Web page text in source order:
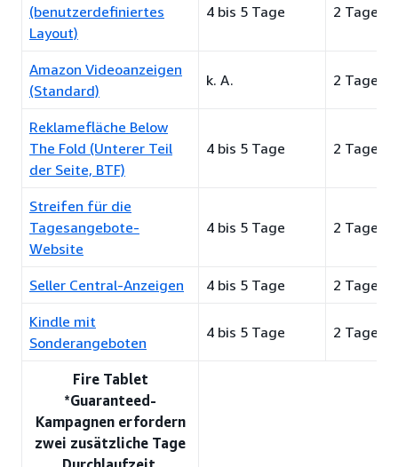
(benutzerdefiniertes
Layout)
4 bis 5 Tage 2 Tage
Amazon Videoanzeigen
(Standard)
k. A. 2 Tage
Reklamefläche Below
The Fold (Unterer Teil
der Seite, BTF)
4 bis 5 Tage 2 Tage
Streifen für die
Tagesangebote-
Website
4 bis 5 Tage 2 Tage
Seller Central-Anzeigen 4 bis 5 Tage 2 Tage
Kindle mit
Sonderangeboten
4 bis 5 Tage 2 Tage
Fire Tablet
*Guaranteed-
Kampagnen erfordern
zwei zusätzliche Tage